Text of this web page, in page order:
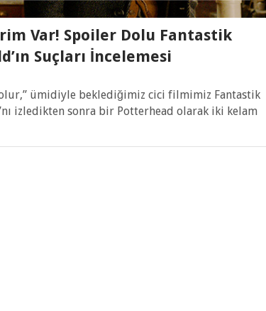
Var! Spoiler Dolu Fantastik
Suçları İncelemesi
ümidiyle beklediğimiz cici filmimiz Fantastik
izledikten sonra bir Potterhead olarak iki kelam